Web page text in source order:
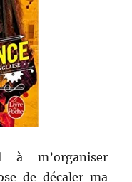
m’organiser
de décaler ma